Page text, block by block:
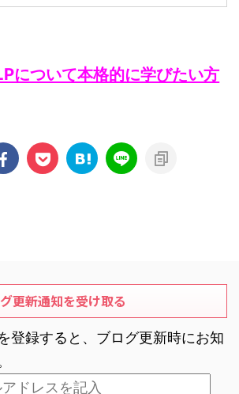
について本格的に学びたい方
更新通知を受け取る
登録すると、ブログ更新時にお知